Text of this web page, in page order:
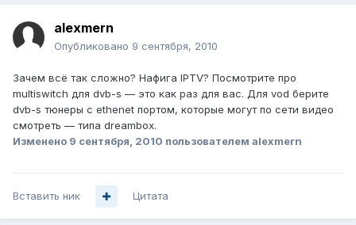
alexmern
Опубликовано 9 сентября, 2010
Зачем всё так сложно? Нафига IPTV? Посмотрите про
multiswitch для dvb-s — это как раз для вас. Для vod берите
dvb-s тюнеры c ethеnet портом, которые могут по сети видео
смотреть — типа dreambox.
Изменено 9 сентября, 2010 пользователем alexmern
Вставить ник Цитата